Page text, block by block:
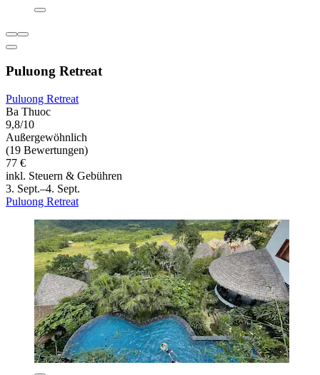
Puluong Retreat
Puluong Retreat
Ba Thuoc
9,8/10
Außergewöhnlich
(19 Bewertungen)
77 €
inkl. Steuern & Gebühren
3. Sept.–4. Sept.
Puluong Retreat